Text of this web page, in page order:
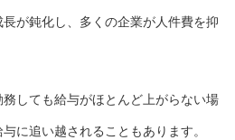
が鈍化し、多くの企業が人件費を抑
しても給与がほとんど上がらない場
に追い越されることもあります。